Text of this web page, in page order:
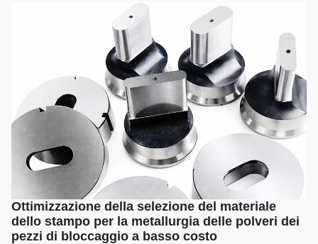
Ottimizzazione della selezione del materiale
dello stampo per la metallurgia delle polveri dei
pezzi di bloccaggio a basso costo